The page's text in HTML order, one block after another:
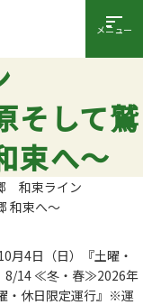
メニュー
そして鷲
束へ～
和束ライン
和束へ～
4日（日）『土曜・
8/14 ≪冬・春≫2026年
・休日限定運行』※運